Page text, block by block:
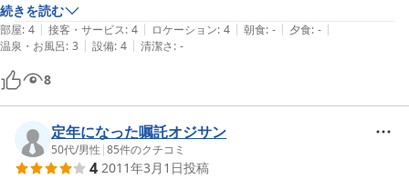
建物は古いですが(あと、エレベーターがない）、部屋は清潔で全く問
題ありませんでした。
寝間着の浴衣もパリッとのりがきいていて気持ちよかったです。
冷蔵庫があれば最高ですが、簡易式の湯沸し器があったのはよかったで
す。
翌朝早い出発だったのですが、フロントの方はいませんでしたがキー返
却ボックスに返却するだけでスムーズにチェックアウトできました。
全体的にとても満足です。
続きを読む
部屋: 4 | 接客・サービス: 4 | ロケーション: 4 | 朝食: - | 夕食: - |
温泉・お風呂: 3 | 設備: 4 | 清潔さ: -
8
定年になった嘱託オジサン
50代/男性 |85件のクチコミ
4 2011年3月1日投稿